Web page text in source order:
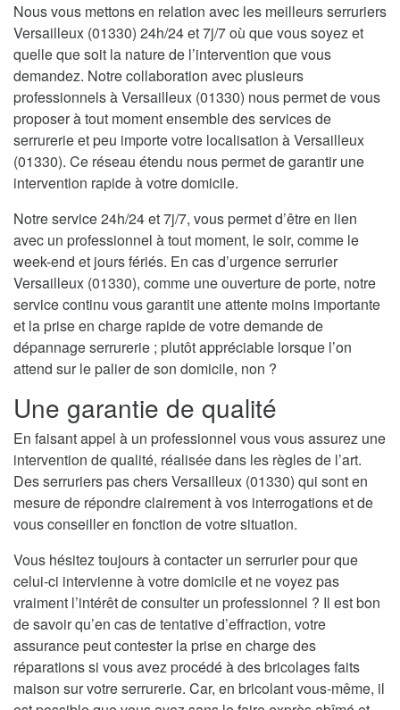
Nous vous mettons en relation avec les meilleurs serruriers
Versailleux (01330) 24h/24 et 7j/7 où que vous soyez et
quelle que soit la nature de l’intervention que vous
demandez. Notre collaboration avec plusieurs
professionnels à Versailleux (01330) nous permet de vous
proposer à tout moment ensemble des services de
serrurerie et peu importe votre localisation à Versailleux
(01330). Ce réseau étendu nous permet de garantir une
intervention rapide à votre domicile.
Notre service 24h/24 et 7j/7, vous permet d’être en lien
avec un professionnel à tout moment, le soir, comme le
week-end et jours fériés. En cas d’urgence serrurier
Versailleux (01330), comme une ouverture de porte, notre
service continu vous garantit une attente moins importante
et la prise en charge rapide de votre demande de
dépannage serrurerie ; plutôt appréciable lorsque l’on
attend sur le palier de son domicile, non ?
Une garantie de qualité
En faisant appel à un professionnel vous vous assurez une
intervention de qualité, réalisée dans les règles de l’art.
Des serruriers pas chers Versailleux (01330) qui sont en
mesure de répondre clairement à vos interrogations et de
vous conseiller en fonction de votre situation.
Vous hésitez toujours à contacter un serrurier pour que
celui-ci intervienne à votre domicile et ne voyez pas
vraiment l’intérêt de consulter un professionnel ? Il est bon
de savoir qu’en cas de tentative d’effraction, votre
assurance peut contester la prise en charge des
réparations si vous avez procédé à des bricolages faits
maison sur votre serrurerie. Car, en bricolant vous-même, il